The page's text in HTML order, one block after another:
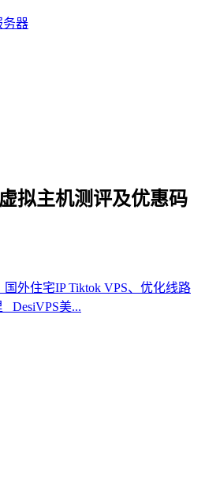
务器
拟主机测评及优惠码
国外住宅IP Tiktok VPS、优化线路
DesiVPS美...